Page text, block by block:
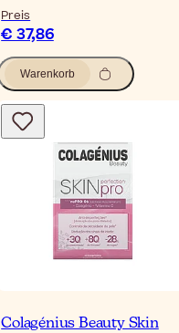
Preis
€ 37,86
Warenkorb
Colagénius Beauty Skin